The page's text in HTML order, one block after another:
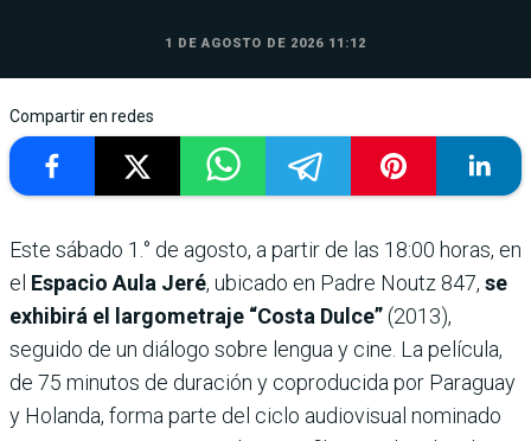
1 DE AGOSTO DE 2026 11:12
Compartir en redes
Este sábado 1.° de agosto, a partir de las 18:00 horas, en
el Espacio Aula Jeré, ubicado en Padre Noutz 847, se
exhibirá el largometraje “Costa Dulce”(2013),
seguido de un diálogo sobre lengua y cine. La película,
de 75 minutos de duración y coproducida por Paraguay
y Holanda, forma parte del ciclo audiovisual nominado